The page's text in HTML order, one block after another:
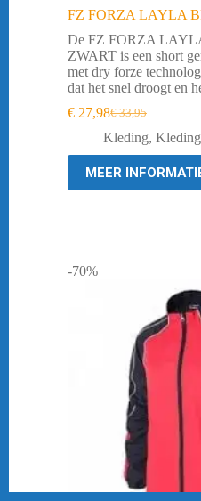
FZ FORZA LAYLA
De FZ FORZA
ZWART is een short
met dry forze
dat het snel droogt en
€33,95
Oorspronkelijke
prijs
was:
€ 33,95.
€ 27,98Huidige
prijs
is:
€ 27,98.
Kleding,
MEER
-70%